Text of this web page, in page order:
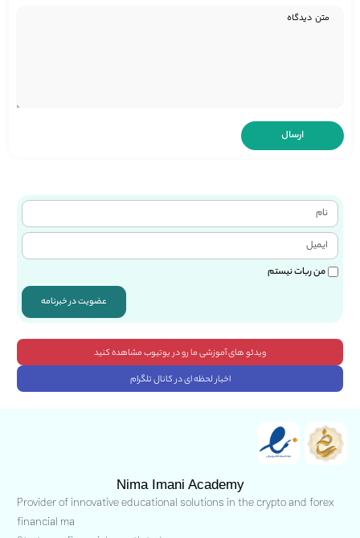
من ربات نیستم
عضویت در خبرنامه
ویدئو های آموزشی ما رو در یوتیوب مشاهده کنید
اخبار لحظه ای در کانال تلگرام
Nima Imani Academy
Provider of innovative educational solutions in the crypto and forex
financial ma